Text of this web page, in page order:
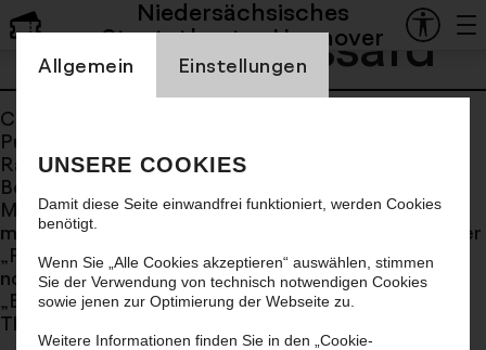
Einstellung Cookienbanner
Allgemein
Einstellungen
UNSERE COOKIES
Damit diese Seite einwandfrei funktioniert, werden Cookies
benötigt.
Wenn Sie „Alle Cookies akzeptieren“ auswählen, stimmen
Sie der Verwendung von technisch notwendigen Cookies
sowie jenen zur Optimierung der Webseite zu.
Weitere Informationen finden Sie in den „Cookie-
Niedersächsisches
Staatstheater Hannover
Claudia Bossard
Claudia Bossard begeistert seit Langem das
Publikum an vielen deutschsprachigen Bühnen. Ob
Rainald Goetz’ „Baracke“ am Deutschen Theater
Berlin oder Thomas Manns „Zauberberg“ am
Münchner Volkstheater – die Auseinandersetzung
mit komplexen Stoffen scheut sie nicht. Ihre Grazer
„Physiker“ wurden 2020 für den Nestroypreis
nominiert, 2024 erhielt sie die Auszeichnung für
„Bunbury“. „Baracke“ war 2024 zu den Mülheimer
Theatertagen eingeladen.